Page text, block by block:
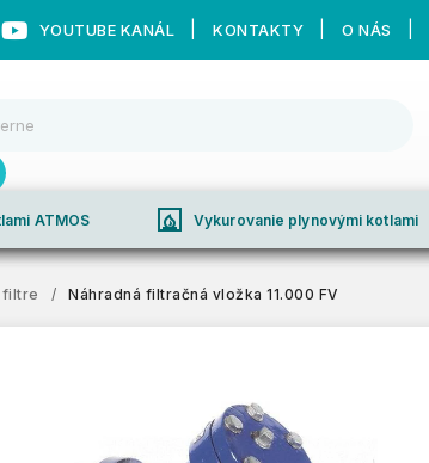
YOUTUBE KANÁL KONTAKTY O NÁS
ATMOS fireplace Vykurovanie plynovými kotlami
filtre / Náhradná filtračná vložka 11.000 FV